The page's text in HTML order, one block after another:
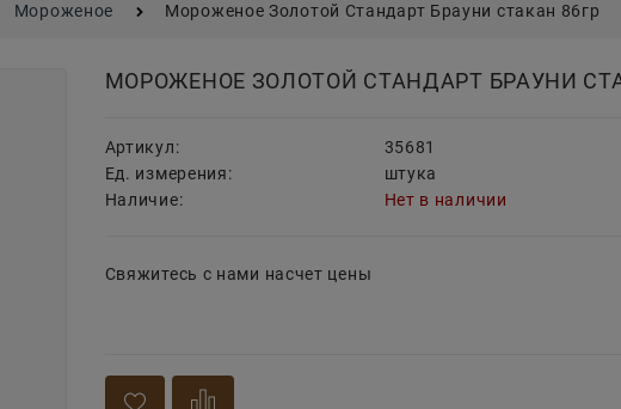
Мороженое Мороженое Золотой Стандарт Брауни стакан 86гр
МОРОЖЕНОЕ ЗОЛОТОЙ СТАНДАРТ БРАУНИ
Артикул:
35681
Ед. измерения:
штука
Наличие:
Нет в наличии
Свяжитесь с нами насчет цены